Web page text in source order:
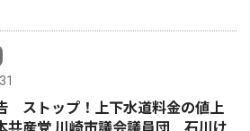
ストップ！上下水道料金の値上